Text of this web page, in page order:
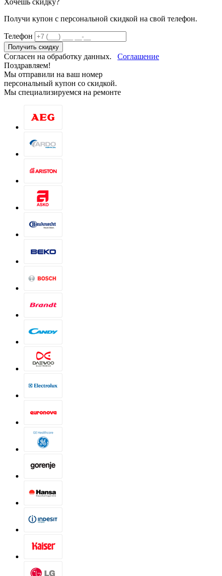
Получи купон c персональной скидкой на свой телефон.
Телефон
Получить скидку
Согласен на обработку данных. Соглашение
Поздравляем!
Мы отправили на ваш номер
персональный купон со скидкой.
Мы специализируемся на ремонте